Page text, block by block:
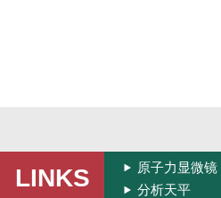
LINKS 原子力显微镜
分析天平